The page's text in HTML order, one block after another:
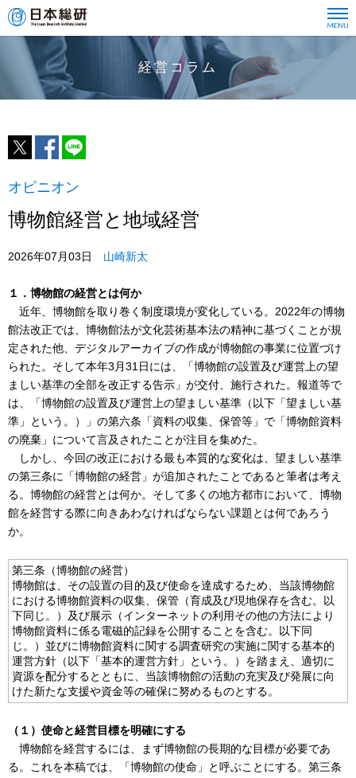
経営コラム
オピニオン
博物館経営と地域経営
2026年07月03日 山崎新太
１．博物館の経営とは何か
近年、博物館を取り巻く制度環境が変化している。2022年の博物
館法改正では、博物館法が文化芸術基本法の精神に基づくことが規
定された他、デジタルアーカイブの作成が博物館の事業に位置づけ
られた。そして本年3月31日には、「博物館の設置及び運営上の望
ましい基準の全部を改正する告示」が交付、施行された。報道等で
は、「博物館の設置及び運営上の望ましい基準（以下「望ましい基
準」という。）」の第六条「資料の収集、保管等」で「博物館資料
の廃棄」について言及されたことが注目を集めた。
しかし、今回の改正における最も本質的な変化は、望ましい基準
の第三条に「博物館の経営」が追加されたことであると筆者は考え
る。博物館の経営とは何か。そして多くの地方都市において、博物
館を経営する際に向きあわなければならない課題とは何であろう
か。
第三条（博物館の経営）
博物館は、その設置の目的及び使命を達成するため、当該博物館
における博物館資料の収集、保管（育成及び現地保存を含む。以
下同じ。）及び展示（インターネットの利用その他の方法により
博物館資料に係る電磁的記録を公開することを含む。以下同
じ。）並びに博物館資料に関する調査研究の実施に関する基本的
運営方針（以下「基本的運営方針」という。）を踏まえ、適切に
資源を配分するとともに、当該博物館の活動の充実及び発展に向
けた新たな支援や資金等の確保に努めるものとする。
（１）使命と経営目標を明確にする
博物館を経営するには、まず博物館の長期的な目標が必要であ
る。これを本稿では、「博物館の使命」と呼ぶことにする。第三条